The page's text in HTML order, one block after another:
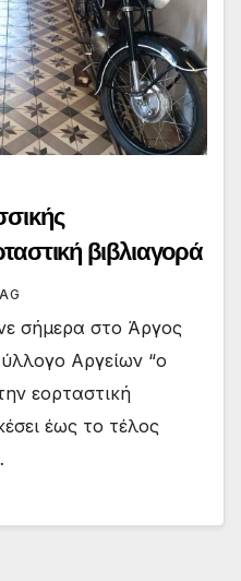
βιβλιαγορά
σήμερα στο Άργος
Αργείων “ο
εορταστική
έως το τέλος